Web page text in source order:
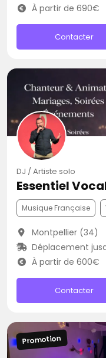
À partir de 690€
Contacter
DJ / Artiste solo
Essentiel
Musique Française
Montpellier (34)
Déplacement
À partir de 600€
Contacter
Promotion